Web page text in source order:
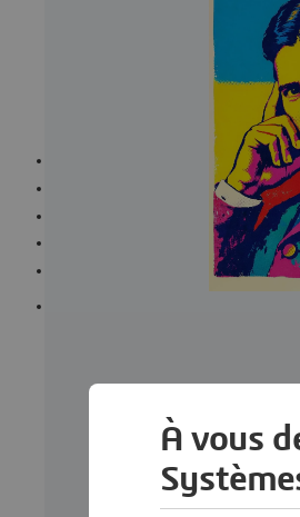
Un laboratoire d'innovation
Programmes pour start-ups
À vous